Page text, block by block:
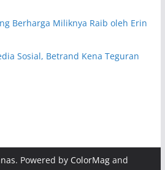
Berharga Miliknya Raib oleh Erin
Sosial, Betrand Kena Teguran
. Powered by ColorMagand